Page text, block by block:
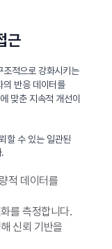
근
조적으로 강화시키는
의 반응 데이터를
맞춘 지속적 개선이
할 수 있는 일관된
적 데이터를
를 측정합니다.
신뢰 기반을